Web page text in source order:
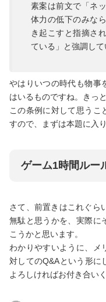
素案は前文で「ネ
体力の低下のみな
き起こすと指摘さ
ている」と強調して
やはりいつの時代も物事
はいるものですね。きっ
この条例に対して思うこ
すので、まずは本題に入
ゲーム1時間ルー
さて、前置きはこれぐら
無駄と思うかを、実際に
こうかと思います。
わかりやすいように、メ
対してのQ&Aという形に
よろしければお付き合い